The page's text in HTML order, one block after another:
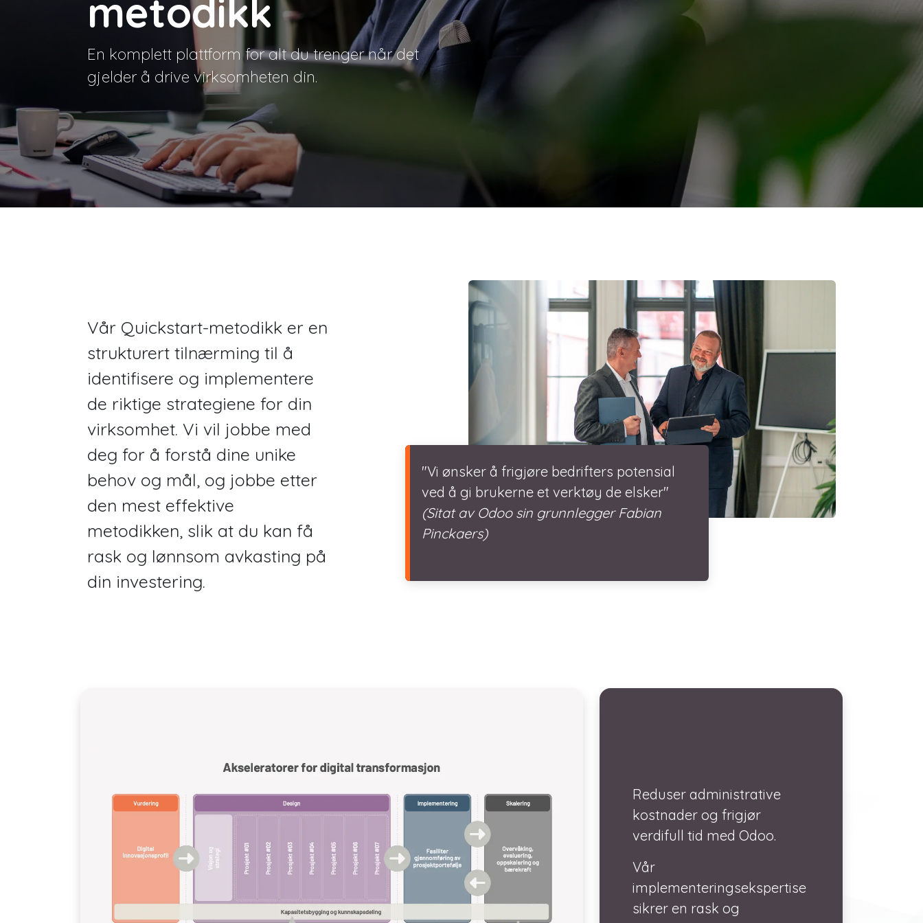
metodikk
En komplett plattform for alt du trenger når det
gjelder å drive virksomheten din.
"Vi ønsker å frigjøre bedrifters potensial
ved å gi brukerne et verktøy de elsker"
(Sitat av Odoo sin grunnlegger Fabian
Pinckaers)
Vår Quickstart-metodikk er en
strukturert tilnærming til å
identifisere og implementere
de riktige strategiene for din
virksomhet. Vi vil jobbe med
deg for å forstå dine unike
behov og mål, og jobbe etter
den mest effektive
metodikken, slik at du kan få
rask og lønnsom avkasting på
din investering.
Reduser administrative
kostnader og frigjør
verdifull tid med Odoo.
Vår
implementeringsekspertise
sikrer en rask og